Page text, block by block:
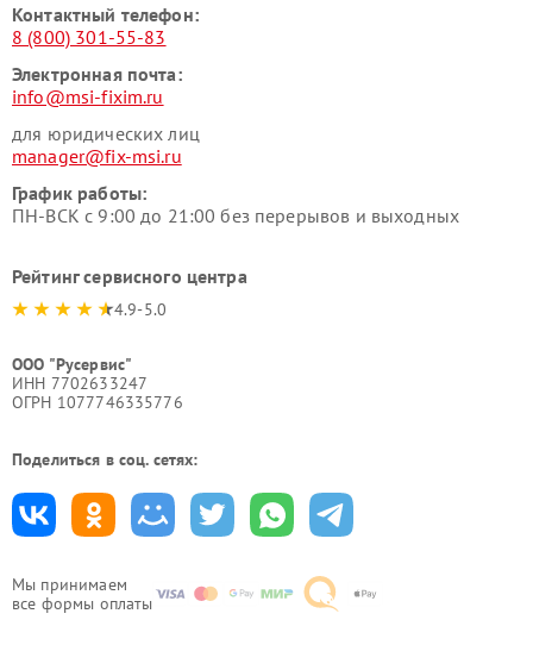
Мы принимаем
все формы оплаты
Контактный телефон:
8 (800) 301-55-83
Электронная почта:
info@msi-fixim.ru
для юридических лиц
manager@fix-msi.ru
График работы:
ПН-ВСК с 9:00 до 21:00 без перерывов и выходных
Рейтинг сервисного центра
4.9-5.0
ООО "Русервис"
ИНН 7702633247
ОГРН 1077746335776
Поделиться в соц. сетях: